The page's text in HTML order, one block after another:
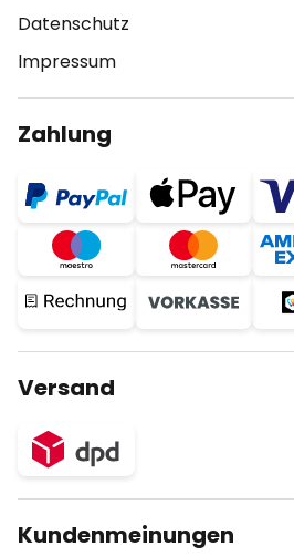
Datenschutz
Impressum
Zahlung
Versand
Kundenmeinungen